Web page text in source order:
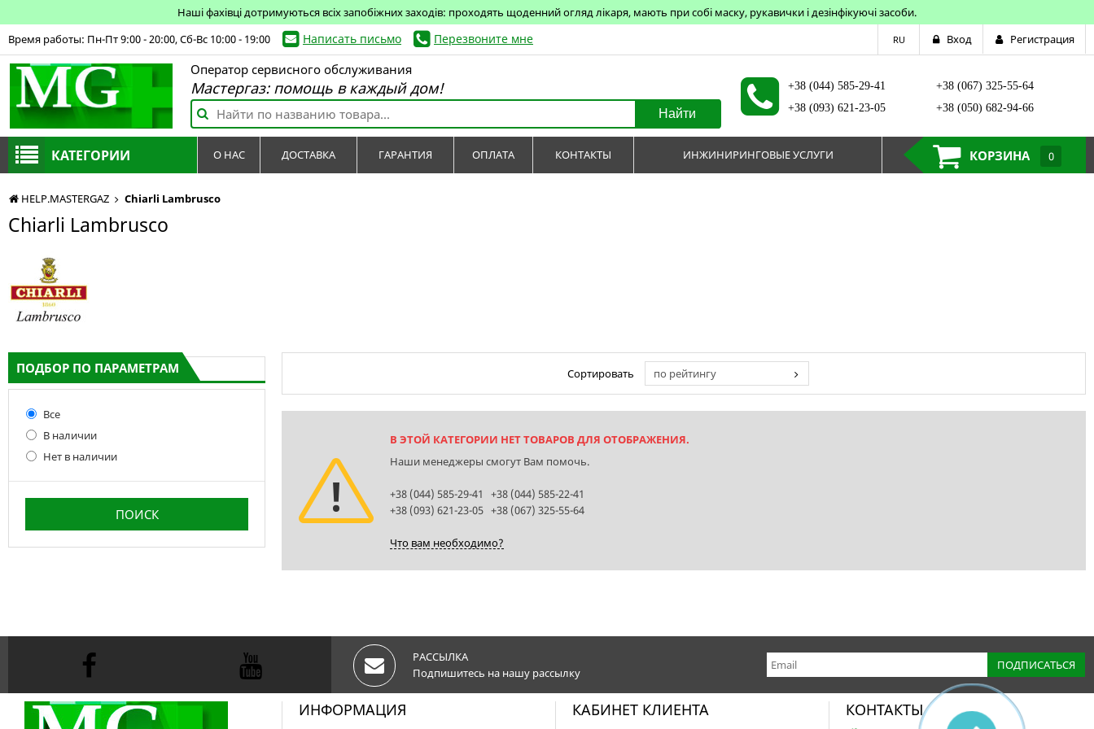
Наші фахівці дотримуються всіх запобіжних заходів: проходять щоденний огляд лікаря, мають при собі маску, рукавички і дезінфікуючі засоби.
HELP.MASTERGAZ Chiarli Lambrusco
Chiarli Lambrusco
ПОДБОР ПО ПАРАМЕТРАМ
Все
В наличии
Нет в наличии
Сортировать по рейтингу
В ЭТОЙ КАТЕГОРИИ НЕТ ТОВАРОВ ДЛЯ ОТОБРАЖЕНИЯ.
Наши менеджеры смогут Вам помочь.
+38 (044) 585-29-41 +38 (044) 585-22-41
+38 (093) 621-23-05 +38 (067) 325-55-64
Что вам необходимо?
Время работы: Пн-Пт 9:00 - 20:00, Сб-Вс 10:00 - 19:00 Написать письмо Перезвоните мне RU Вход Регистрация
Оператор сервисного обслуживания
Мастергаз: помощь в каждый дом!
Найти
+38 (044) 585-29-41
+38 (093) 621-23-05
+38 (067) 325-55-64
+38 (050) 682-94-66
КАТЕГОРИИ О НАС ДОСТАВКА ГАРАНТИЯ ОПЛАТА КОНТАКТЫ ИНЖИНИРИНГОВЫЕ УСЛУГИ КОРЗИНА 0
РАССЫЛКА
Подпишитесь на нашу рассылку
ИНФОРМАЦИЯ КАБИНЕТ КЛИЕНТА КОНТАКТЫ